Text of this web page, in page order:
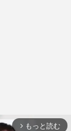
arrow_forward_ios もっと読む